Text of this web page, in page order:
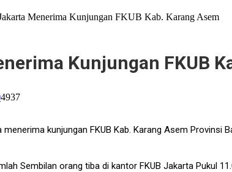
Menerima Kunjungan FKUB Kab. Karang Asem
Kunjungan FKUB
4937
menerima kunjungan FKUB Kab. Karang Asem
Sembilan orang tiba di kantor FKUB Jakarta Pukul